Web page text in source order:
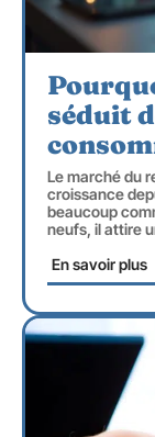
séduit
Le marché du
croissance
beaucoup
neufs, il attire
En savoir plus